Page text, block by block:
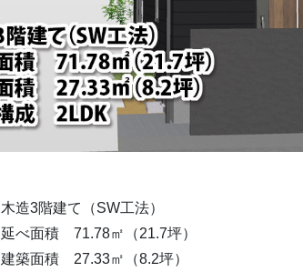
木造3階建て（SW工法）
延べ面積 71.78㎡（21.7坪）
建築面積 27.33㎡（8.2坪）